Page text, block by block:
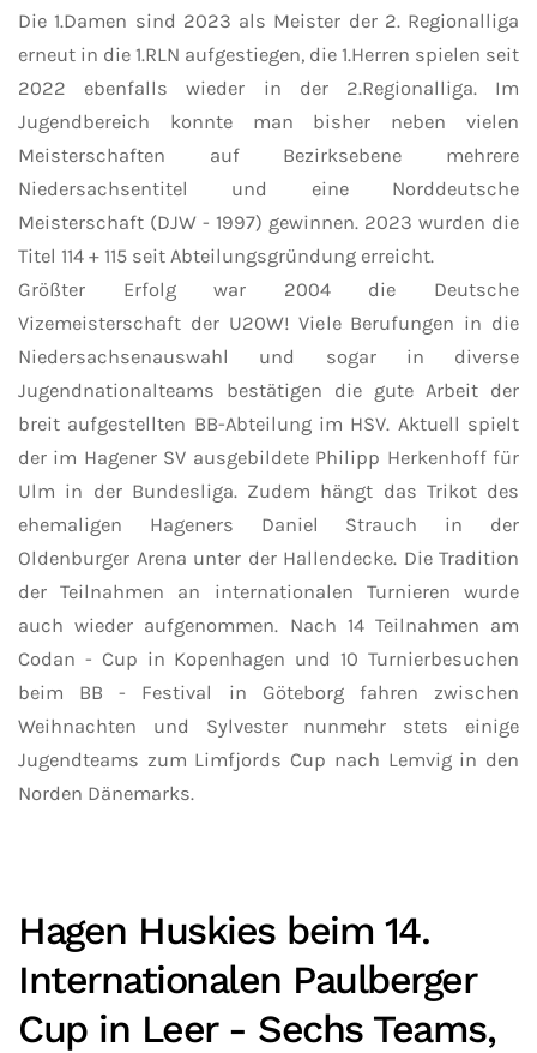
Die 1.Damen sind 2023 als Meister der 2. Regionalliga
erneut in die 1.RLN aufgestiegen, die 1.Herren spielen seit
2022 ebenfalls wieder in der 2.Regionalliga. Im
Jugendbereich konnte man bisher neben vielen
Meisterschaften auf Bezirksebene mehrere
Niedersachsentitel und eine Norddeutsche
Meisterschaft (DJW - 1997) gewinnen. 2023 wurden die
Titel 114 + 115 seit Abteilungsgründung erreicht.
Größter Erfolg war 2004 die Deutsche
Vizemeisterschaft der U20W! Viele Berufungen in die
Niedersachsenauswahl und sogar in diverse
Jugendnationalteams bestätigen die gute Arbeit der
breit aufgestellten BB-Abteilung im HSV. Aktuell spielt
der im Hagener SV ausgebildete Philipp Herkenhoff für
Ulm in der Bundesliga. Zudem hängt das Trikot des
ehemaligen Hageners Daniel Strauch in der
Oldenburger Arena unter der Hallendecke. Die Tradition
der Teilnahmen an internationalen Turnieren wurde
auch wieder aufgenommen. Nach 14 Teilnahmen am
Codan - Cup in Kopenhagen und 10 Turnierbesuchen
beim BB - Festival in Göteborg fahren zwischen
Weihnachten und Sylvester nunmehr stets einige
Jugendteams zum Limfjords Cup nach Lemvig in den
Norden Dänemarks.
Hagen Huskies beim 14.
Internationalen Paulberger
Cup in Leer - Sechs Teams,